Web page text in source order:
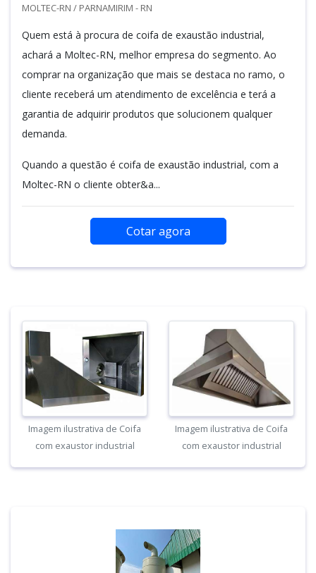
MOLTEC-RN / PARNAMIRIM - RN
Quem está à procura de coifa de exaustão industrial,
achará a Moltec-RN, melhor empresa do segmento. Ao
comprar na organização que mais se destaca no ramo, o
cliente receberá um atendimento de excelência e terá a
garantia de adquirir produtos que solucionem qualquer
demanda.
Quando a questão é coifa de exaustão industrial, com a
Moltec-RN o cliente obter&a...
Cotar agora
Imagem ilustrativa de Coifa
com exaustor industrial
Imagem ilustrativa de Coifa
com exaustor industrial